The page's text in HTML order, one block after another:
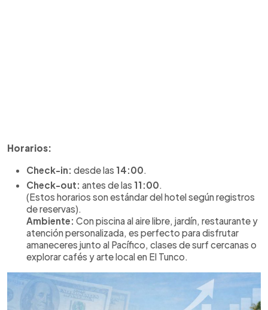
Horarios:
Check-in: desde las 14:00.
Check-out: antes de las 11:00.
(Estos horarios son estándar del hotel según registros
de reservas).
Ambiente: Con piscina al aire libre, jardín, restaurante y
atención personalizada, es perfecto para disfrutar
amaneceres junto al Pacífico, clases de surf cercanas o
explorar cafés y arte local en El Tunco.